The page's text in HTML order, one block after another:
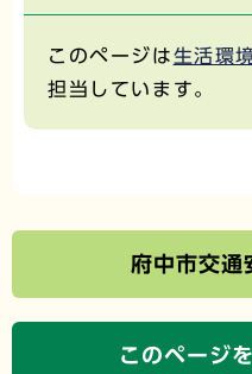
このページは生活環
担当しています。
府中市交通
このページ